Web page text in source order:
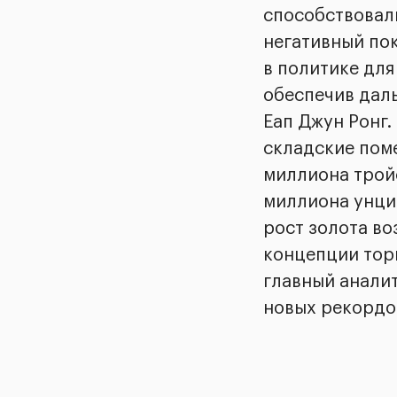
негативный
в политике
обеспечив
Еап Джун
складские
миллиона
миллиона
рост золота
концепции
главный
новых